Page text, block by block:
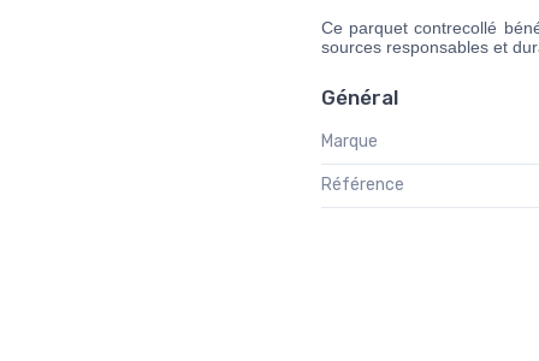
Ce parquet contrecollé
sources responsables et
Général
Marque
Référence